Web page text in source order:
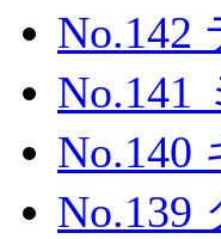
No.142
No.141
No.140
No.139